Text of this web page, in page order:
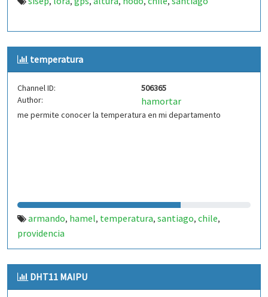
temperatura
Channel ID:
506365
Author:
hamortar
me permite conocer la temperatura en mi departamento
armando, hamel, temperatura, santiago, chile,
providencia
DHT11 MAIPU